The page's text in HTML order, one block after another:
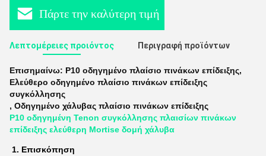
Πάρτε την καλύτερη τιμή
Λεπτομέρειες προιόντος Περιγραφή προϊόντων
Επισημαίνω: P10 οδηγημένο πλαίσιο πινάκων επίδειξης,
Ελεύθερο οδηγημένο πλαίσιο πινάκων επίδειξης
συγκόλλησης
, Οδηγημένο χάλυβας πλαίσιο πινάκων επίδειξης
P10 οδηγημένη Tenon συγκόλλησης πλαισίων πινάκων
επίδειξης ελεύθερη Mortise δομή χάλυβα
1. Επισκόπηση